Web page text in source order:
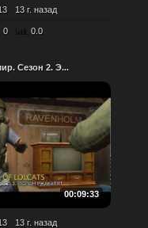
13 г. назад
0 0.0
Сезон 2. Э...
00:09:33
13 г. назад